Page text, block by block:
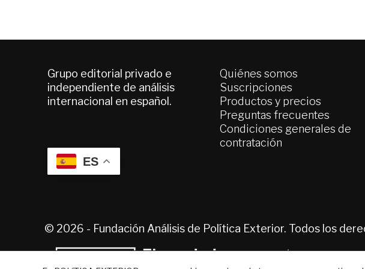
Grupo editorial privado e
independiente de análisis
internacional en español.
ES
Quiénes somos
Suscripciones
Productos y precios
Preguntas frecuentes
Condiciones generales de
contratación
© 2026 - Fundación Análisis de Política Exterior. Todos los